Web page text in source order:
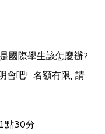
國際學生該怎麼辦?
會吧! 名額有限, 請
點30分